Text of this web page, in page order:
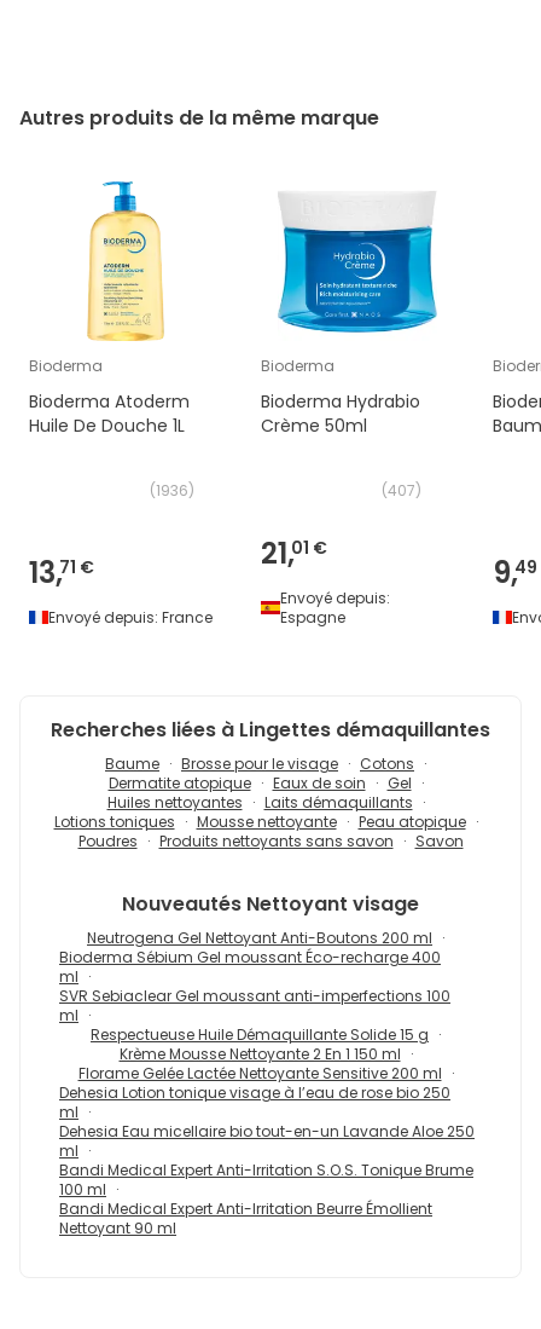
Autres produits de la même marque
Bioderma
Bioderma Atoderm
Huile De Douche 1L
(1936)
13,71 €
Envoyé depuis: France
Bioderma
Bioderma Hydrabio
Crème 50ml
(407)
21,01 €
Envoyé depuis:
Espagne
9,
Recherches liées à Lingettes démaquillantes
Baume Brosse pour le visage
Cotons
Dermatite atopique
Eaux de soin
Gel
Huiles nettoyantes
Laits démaquillants
Lotions toniques
Mousse nettoyante
Peau atopique
Poudres
Produits nettoyants sans savon Savon
Nouveautés Nettoyant visage
Neutrogena Gel Nettoyant Anti-Boutons 200 ml
Bioderma Sébium Gel moussant Éco-recharge 400
ml
SVR Sebiaclear Gel moussant anti-imperfections 100
ml
Respectueuse Huile Démaquillante Solide 15 g
Krème Mousse Nettoyante 2 En 1 150 ml
Florame Gelée Lactée Nettoyante Sensitive 200 ml
Dehesia Lotion tonique visage à l’eau de rose bio 250
ml
Dehesia Eau micellaire bio tout-en-un Lavande Aloe 250
ml
Bandi Medical Expert Anti-Irritation S.O.S. Tonique Brume
100 ml
Bandi Medical Expert Anti-Irritation Beurre Émollient
Nettoyant 90 ml